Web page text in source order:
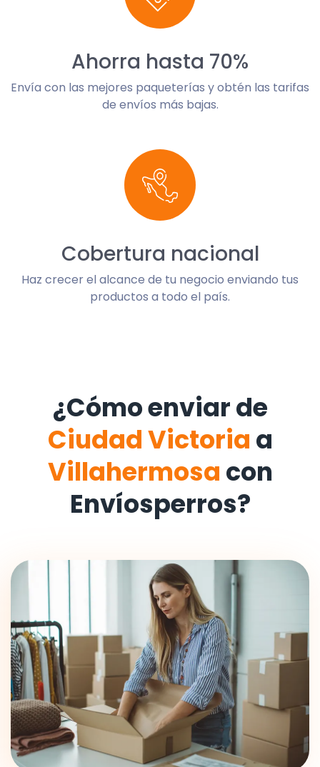
Ahorra hasta 70%
Envía con las mejores paqueterías y obtén las tarifas
de envíos más bajas.
Cobertura nacional
Haz crecer el alcance de tu negocio enviando tus
productos a todo el país.
¿Cómo enviar de
Ciudad Victoria a
Villahermosa con
Envíosperros?